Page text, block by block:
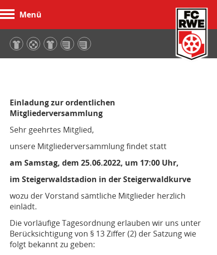
Menü
Einladung zur ordentlichen
Mitgliederversammlung
Sehr geehrtes Mitglied,
unsere Mitgliederversammlung findet statt
am Samstag, dem 25.06.2022, um 17:00 Uhr,
im Steigerwaldstadion in der Steigerwaldkurve
wozu der Vorstand sämtliche Mitglieder herzlich
einlädt.
Die vorläufige Tagesordnung erlauben wir uns unter
Berücksichtigung von § 13 Ziffer (2) der Satzung wie
folgt bekannt zu geben: